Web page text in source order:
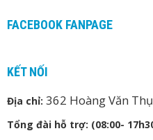
FACEBOOK FANPAGE
KẾT NỐI
Địa chỉ: 362 Hoàng Văn
Tổng đài hỗ trợ: (08:00-